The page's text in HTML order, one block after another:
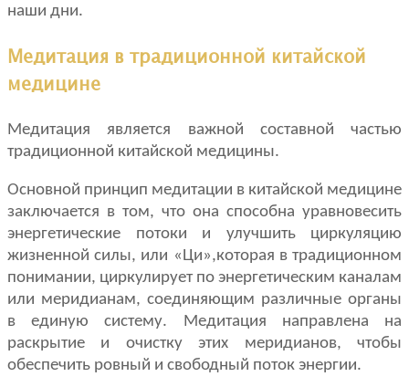
наши дни.
Медитация в традиционной китайской
медицине
Медитация является важной составной частью
традиционной китайской медицины.
Основной принцип медитации в китайской медицине
заключается в том, что она способна уравновесить
энергетические потоки и улучшить циркуляцию
жизненной силы, или «Ци»,которая в традиционном
понимании, циркулирует по энергетическим каналам
или меридианам, соединяющим различные органы
в единую систему. Медитация направлена на
раскрытие и очистку этих меридианов, чтобы
обеспечить ровный и свободный поток энергии.